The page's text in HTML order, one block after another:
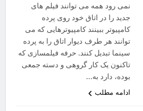
نمی رود همه می توانند فیلم های
جدید را در اتاق خود روی پرده
کامپیوتر ببینند کامپیوترهایی که می
توانند هر طرف دیوار اتاق را به پرده
سینما تبدیل کنند. حرفه فیلمسازی که
تاکنون یک کار گروهی و دسته جمعی
بوده، دارد به…
ادامه مطلب